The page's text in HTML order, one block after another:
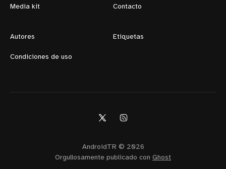
Media kit Contacto
Autores Etiquetas
Condiciones de uso
AndroidTR © 2026
Orgullosamente publicado con Ghost